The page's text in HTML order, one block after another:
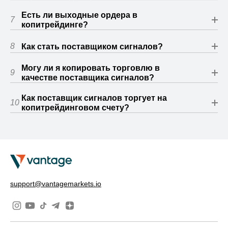
7
Есть ли выходные ордера в
копитрейдинге?
8 Как стать поставщиком сигналов?
9
Могу ли я копировать торговлю в
качестве поставщика сигналов?
10
Как поставщик сигналов торгует на
копитрейдинговом счету?
support@vantagemarkets.io